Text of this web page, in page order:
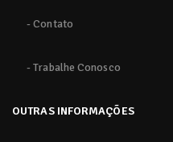
- Contato
- Trabalhe Conosco
OUTRAS INFORMAÇÕES